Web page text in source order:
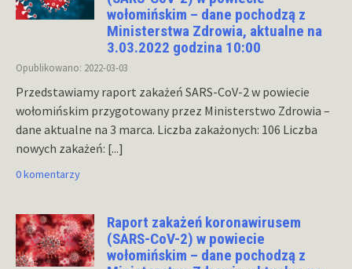
wołomińskim – dane pochodzą z
Ministerstwa Zdrowia, aktualne na
3.03.2022 godzina 10:00
Opublikowano: 2022-03-03
Przedstawiamy raport zakażeń SARS-CoV-2 w powiecie
wołomińskim przygotowany przez Ministerstwo Zdrowia –
dane aktualne na 3 marca. Liczba zakażonych: 106 Liczba
nowych zakażeń: [...]
0 komentarzy
Raport zakażeń koronawirusem
(SARS-CoV-2) w powiecie
wołomińskim – dane pochodzą z